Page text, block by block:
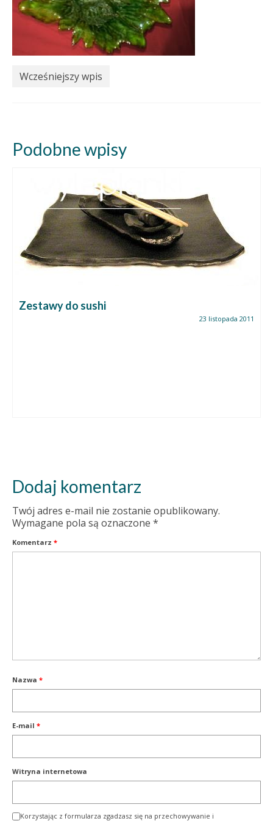
Wcześniejszy wpis
Podobne wpisy
Zestawy do sushi
23 listopada 2011
Dodaj komentarz
Twój adres e-mail nie zostanie opublikowany.
Wymagane pola są oznaczone *
Komentarz *
Nazwa *
E-mail *
Witryna internetowa
Korzystając z formularza zgadzasz się na przechowywanie i